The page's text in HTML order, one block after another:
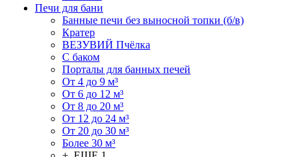
Печи для бани
Банные печи без выносной топки (б/в)
Кратер
ВЕЗУВИЙ Пчёлка
С баком
Порталы для банных печей
От 4 до 9 м³
От 6 до 12 м³
От 8 до 20 м³
От 12 до 24 м³
От 20 до 30 м³
Более 30 м³